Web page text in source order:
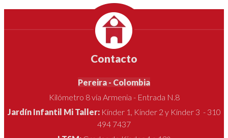
Contacto
Pereira - Colombia
Kilómetro 8 vía Armenia - Entrada N.8
Jardín Infantil Mi Taller: Kínder 1, Kínder 2 y Kínder 3 - 310
494 7437